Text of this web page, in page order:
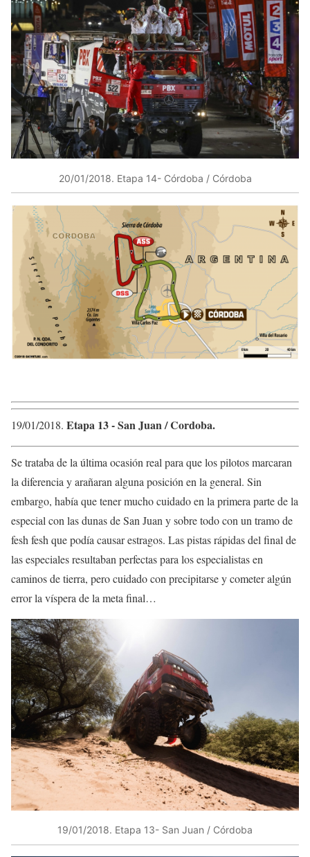
20/01/2018​. Etapa 14- Córdoba / Córdoba
19/01/2018​. Etapa 13 ​- ​San Juan / Cordoba.
​Se trataba de la última ocasión real para que los pilotos marcaran
la diferencia y arañaran alguna posición en la general. Sin
embargo, había que tener mucho cuidado en la primera parte de la
especial con las dunas de San Juan y sobre todo con un tramo de
fesh fesh que podía causar estragos. Las pistas rápidas del final de
las especiales resultaban perfectas para los especialistas en
caminos de tierra, pero cuidado con precipitarse y cometer algún
error la víspera de la meta final…
19/01/2018​. Etapa 13- San Juan / Córdoba